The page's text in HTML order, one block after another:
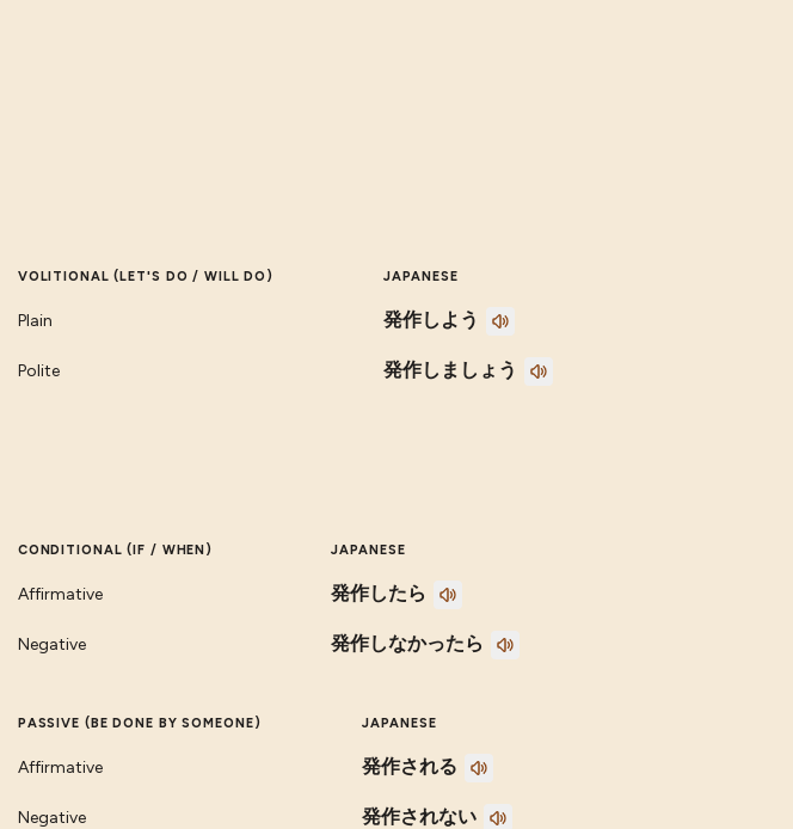
VOLITIONAL (LET'S DO / WILL DO) JAPANESE
Plain 発作しよう
Polite 発作しましょう
CONDITIONAL (IF / WHEN) JAPANESE
Affirmative 発作したら
Negative 発作しなかったら
PASSIVE (BE DONE BY SOMEONE) JAPANESE
Affirmative 発作される
Negative 発作されない